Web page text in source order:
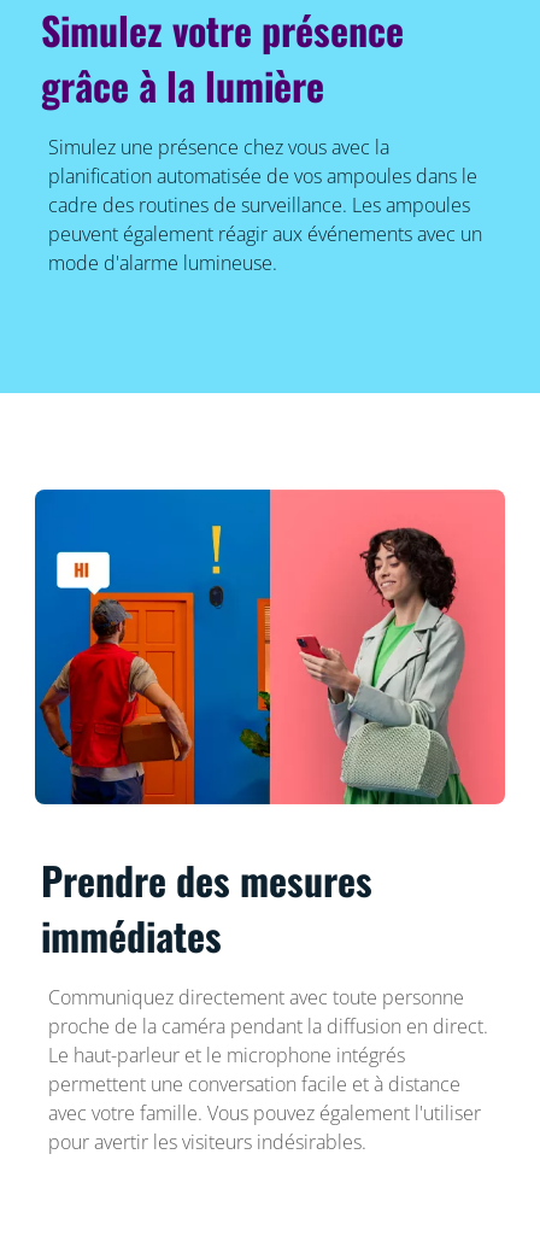
Simulez votre présence
grâce à la lumière
Simulez une présence chez vous avec la
planification automatisée de vos ampoules dans le
cadre des routines de surveillance. Les ampoules
peuvent également réagir aux événements avec un
mode d'alarme lumineuse.
Prendre des mesures
immédiates
Communiquez directement avec toute personne
proche de la caméra pendant la diffusion en direct.
Le haut-parleur et le microphone intégrés
permettent une conversation facile et à distance
avec votre famille. Vous pouvez également l'utiliser
pour avertir les visiteurs indésirables.